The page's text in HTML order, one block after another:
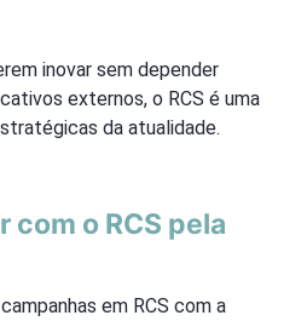
inovar sem depender
externos, o RCS é uma
da atualidade.
com o RCS pela
em RCS com a